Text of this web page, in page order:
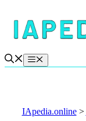
contenido
Menú
IApedia.online>